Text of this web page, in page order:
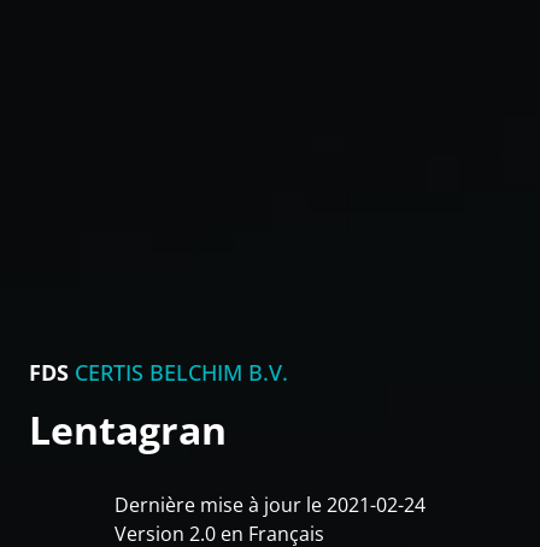
Lentagran
FDS CERTIS BELCHIM B.V.
Dernière mise à jour le 2021-02-24
Version 2.0 en Français